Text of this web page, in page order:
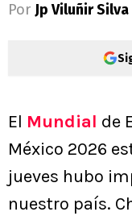
Por Jp Viluñir Silva
El Mundial de
México 2026
jueves hubo
nuestro país.